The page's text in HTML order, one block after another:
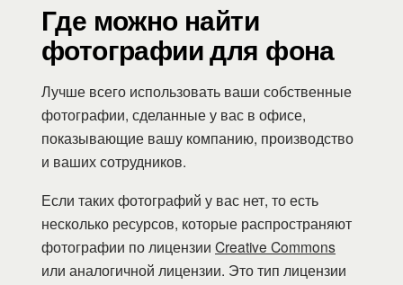
Где можно найти
фотографии для фона
Лучше всего использовать ваши собственные
фотографии, сделанные у вас в офисе,
показывающие вашу компанию, производство
и ваших сотрудников.
Если таких фотографий у вас нет, то есть
несколько ресурсов, которые распространяют
фотографии по лицензии Creative Commons
или аналогичной лицензии. Это тип лицензии